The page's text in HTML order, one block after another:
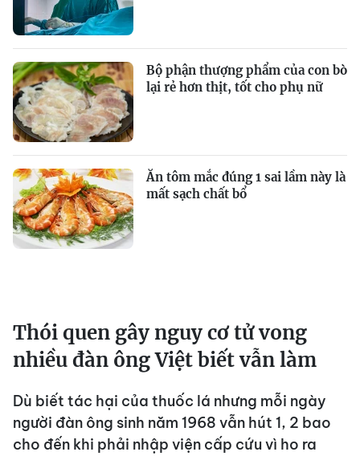
Bộ phận thượng phẩm của con bò
lại rẻ hơn thịt, tốt cho phụ nữ
Ăn tôm mắc đúng 1 sai lầm này là
mất sạch chất bổ
Thói quen gây nguy cơ tử vong
nhiều đàn ông Việt biết vẫn làm
Dù biết tác hại của thuốc lá nhưng mỗi ngày
người đàn ông sinh năm 1968 vẫn hút 1, 2 bao
cho đến khi phải nhập viện cấp cứu vì ho ra